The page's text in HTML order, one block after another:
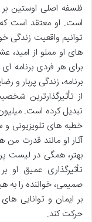
فلسفه اصلی اوستین
است. او معتقد است که
توانیم واقعیت زندگی
های او مملو از امید،
برای هر فردی برنامه
برنامه، زندگی پربار و
از تأثیرگذارترین
خطبه های تلویزیونی و
آثار او مانند قدرت من
بهتر، همگی در لیست
تأثیرگذاری عمیق
صمیمی، خواننده را به
بر ایمان و توانایی
حرکت کند.